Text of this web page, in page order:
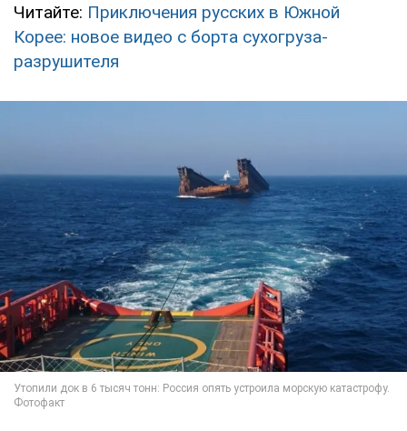
Читайте: Приключения русских в Южной
Корее: новое видео с борта сухогруза-
разрушителя